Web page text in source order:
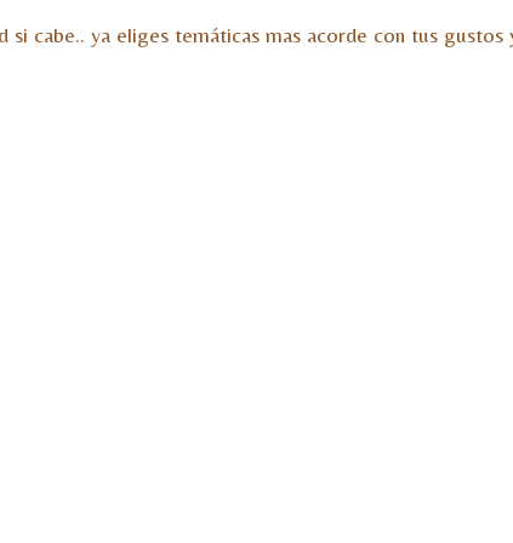
cabe.. ya eliges temáticas mas acorde con tus